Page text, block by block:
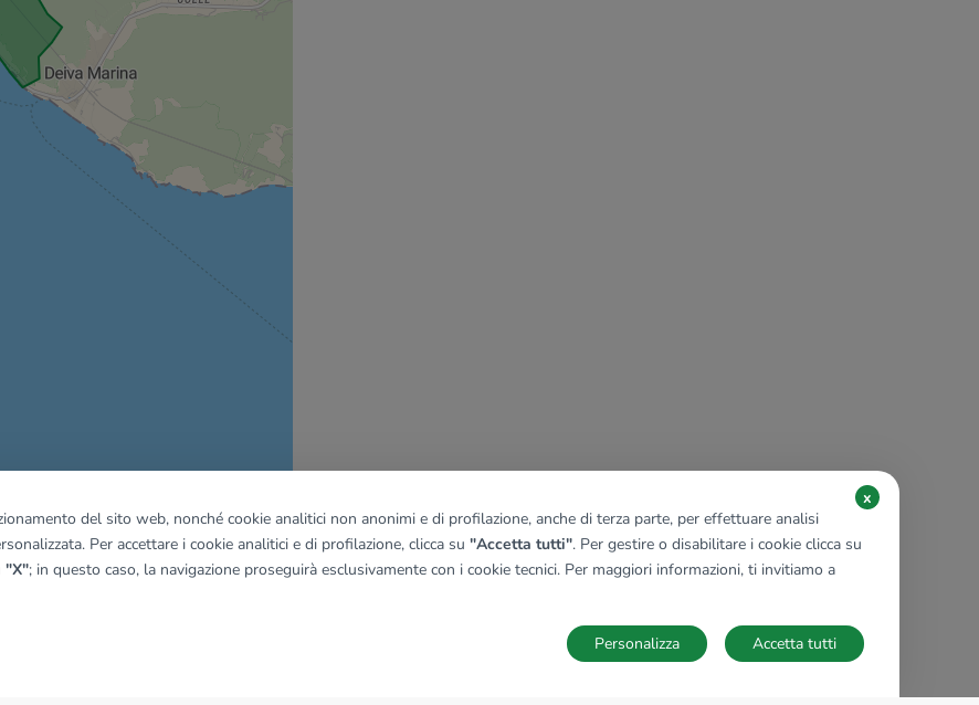
del sito web, nonché cookie analitici non anonimi e di profilazione, anche di terza parte, per effettuare analisi
Per accettare i cookie analitici e di profilazione, clicca su "Accetta tutti". Per gestire o disabilitare i cookie clicca su
"X"; in questo caso, la navigazione proseguirà esclusivamente con i cookie tecnici. Per maggiori informazioni, ti invitiamo a
x
Accetta tutti
Personalizza